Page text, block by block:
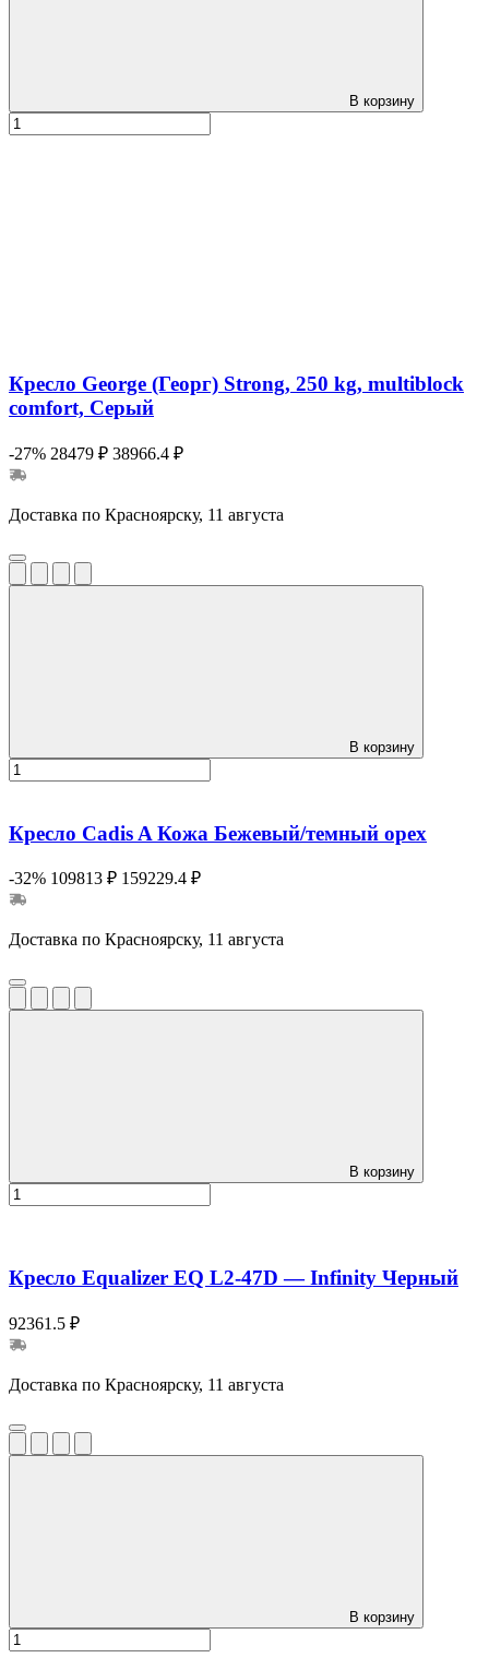
В корзину
Кресло George (Георг) Strong, 250 kg, multiblock
comfort, Серый
-27% 28479 ₽ 38966.4 ₽
Доставка по Красноярску, 11 августа
В корзину
Кресло Cadis A Кожа Бежевый/темный орех
-32% 109813 ₽ 159229.4 ₽
Доставка по Красноярску, 11 августа
В корзину
Кресло Equalizer EQ L2-47D — Infinity Черный
92361.5 ₽
Доставка по Красноярску, 11 августа
В корзину